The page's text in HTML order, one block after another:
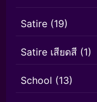
Satire (19)
Satire เสียดสี (1)
School (13)